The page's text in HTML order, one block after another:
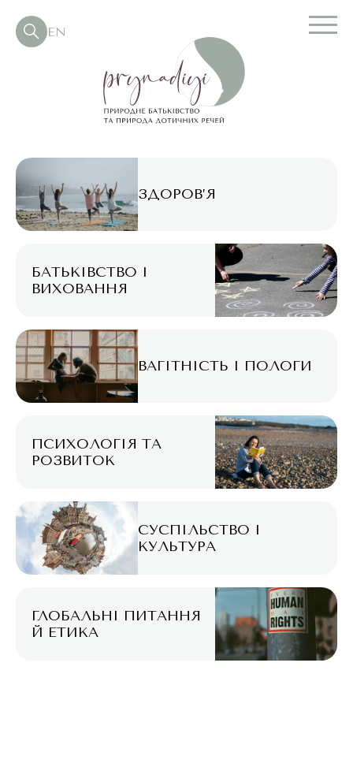
EN
ЗДОРОВ’Я
БАТЬКІВСТВО І
ВИХОВАННЯ
ВАГІТНІСТЬ І ПОЛОГИ
ПСИХОЛОГІЯ ТА
РОЗВИТОК
СУСПІЛЬСТВО І
КУЛЬТУРА
ГЛОБАЛЬНІ ПИТАННЯ
Й ЕТИКА